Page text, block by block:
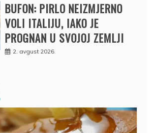
BUFON: PIRLO NEIZMJERNO
VOLI ITALIJU, IAKO JE
PROGNAN U SVOJOJ ZEMLJI
2. avgust 2026.